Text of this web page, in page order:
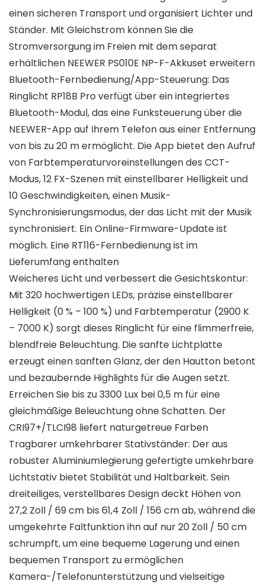
einen sicheren Transport und organisiert Lichter und
Ständer. Mit Gleichstrom können Sie die
Stromversorgung im Freien mit dem separat
erhältlichen NEEWER PS010E NP-F-Akkuset erweitern
Bluetooth-Fernbedienung/App-Steuerung: Das
Ringlicht RP18B Pro verfügt über ein integriertes
Bluetooth-Modul, das eine Funksteuerung über die
NEEWER-App auf Ihrem Telefon aus einer Entfernung
von bis zu 20 m ermöglicht. Die App bietet den Aufruf
von Farbtemperaturvoreinstellungen des CCT-
Modus, 12 FX-Szenen mit einstellbarer Helligkeit und
10 Geschwindigkeiten, einen Musik-
Synchronisierungsmodus, der das Licht mit der Musik
synchronisiert. Ein Online-Firmware-Update ist
möglich. Eine RT116-Fernbedienung ist im
Lieferumfang enthalten
Weicheres Licht und verbessert die Gesichtskontur:
Mit 320 hochwertigen LEDs, präzise einstellbarer
Helligkeit (0 % – 100 %) und Farbtemperatur (2900 K
– 7000 K) sorgt dieses Ringlicht für eine flimmerfreie,
blendfreie Beleuchtung. Die sanfte Lichtplatte
erzeugt einen sanften Glanz, der den Hautton betont
und bezaubernde Highlights für die Augen setzt.
Erreichen Sie bis zu 3300 Lux bei 0,5 m für eine
gleichmäßige Beleuchtung ohne Schatten. Der
CRI97+/TLCI98 liefert naturgetreue Farben
Tragbarer umkehrbarer Stativständer: Der aus
robuster Aluminiumlegierung gefertigte umkehrbare
Lichtstativ bietet Stabilität und Haltbarkeit. Sein
dreiteiliges, verstellbares Design deckt Höhen von
27,2 Zoll / 69 cm bis 61,4 Zoll / 156 cm ab, während die
umgekehrte Faltfunktion ihn auf nur 20 Zoll / 50 cm
schrumpft, um eine bequeme Lagerung und einen
bequemen Transport zu ermöglichen
Kamera-/Telefonunterstützung und vielseitige